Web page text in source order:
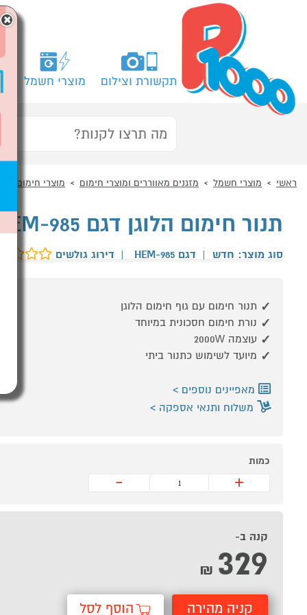
תקשורת וצילום מוצרי חשמל
ראשי מוצרי חשמל מזגנים מאווררים ומוצרי חימום מוצרי חימום
תנור חימום הלוגן דגם HEM-985 המילטון HEMILTON
סוג מוצר: חדש | דגם HEM-985 | דירוג גולשים
תנור חימום עם גוף חימום הלוגן
נורת חימום חסכונית במיוחד
עוצמה 2000W
מיועד לשימוש כתנור ביתי
מאפיינים נוספים
משלוח ותנאי אספקה
כמות
+
-
קנה ב-
329
₪
קניה מהירה הוסף לסל
×